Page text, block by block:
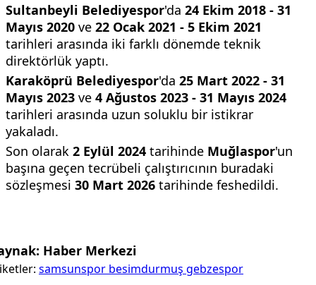
Sultanbeyli Belediyespor'da 24 Ekim 2018 - 31
Mayıs 2020 ve 22 Ocak 2021 - 5 Ekim 2021
tarihleri arasında iki farklı dönemde teknik
direktörlük yaptı.
Karaköprü Belediyespor'da 25 Mart 2022 - 31
Mayıs 2023 ve 4 Ağustos 2023 - 31 Mayıs 2024
tarihleri arasında uzun soluklu bir istikrar
yakaladı.
Son olarak 2 Eylül 2024 tarihinde Muğlaspor'un
başına geçen tecrübeli çalıştırıcının buradaki
sözleşmesi 30 Mart 2026 tarihinde feshedildi.
Haber Merkezi
samsunspor besimdurmuş gebzespor